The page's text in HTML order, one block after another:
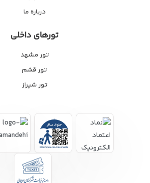
درباره ما
تورهای داخلی
تور مشهد
تور قشم
تور شیراز